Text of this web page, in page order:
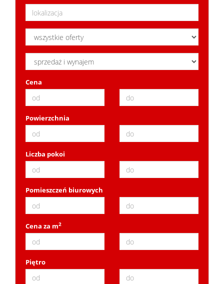
Cena
Powierzchnia
Liczba pokoi
Pomieszczeń biurowych
Cena za m2
Piętro